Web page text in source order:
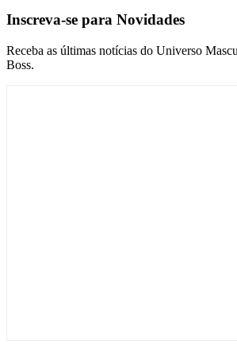
Inscreva-se para Novidades
Receba as últimas notícias do Universo
Boss.